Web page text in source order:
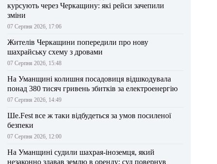
курсують через Черкащину: які рейси зачепили
зміни
07 Серпня 2026, 17:06
Жителів Черкащини попередили про нову
шахрайську схему з дровами
07 Серпня 2026, 15:48
На Уманщині колишня посадовиця відшкодувала
понад 380 тисяч гривень збитків за електроенергію
07 Серпня 2026, 14:49
Ше.Fest все ж таки відбудеться за умов посиленої
безпеки
07 Серпня 2026, 12:00
На Уманщині судили шахрая-іноземця, який
незаконно здавав землю в оренду: суд повернув